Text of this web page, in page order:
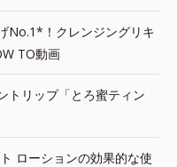
No.1*！クレンジングリキ
TO動画
トリップ「とろ蜜ティン
ローションの効果的な使